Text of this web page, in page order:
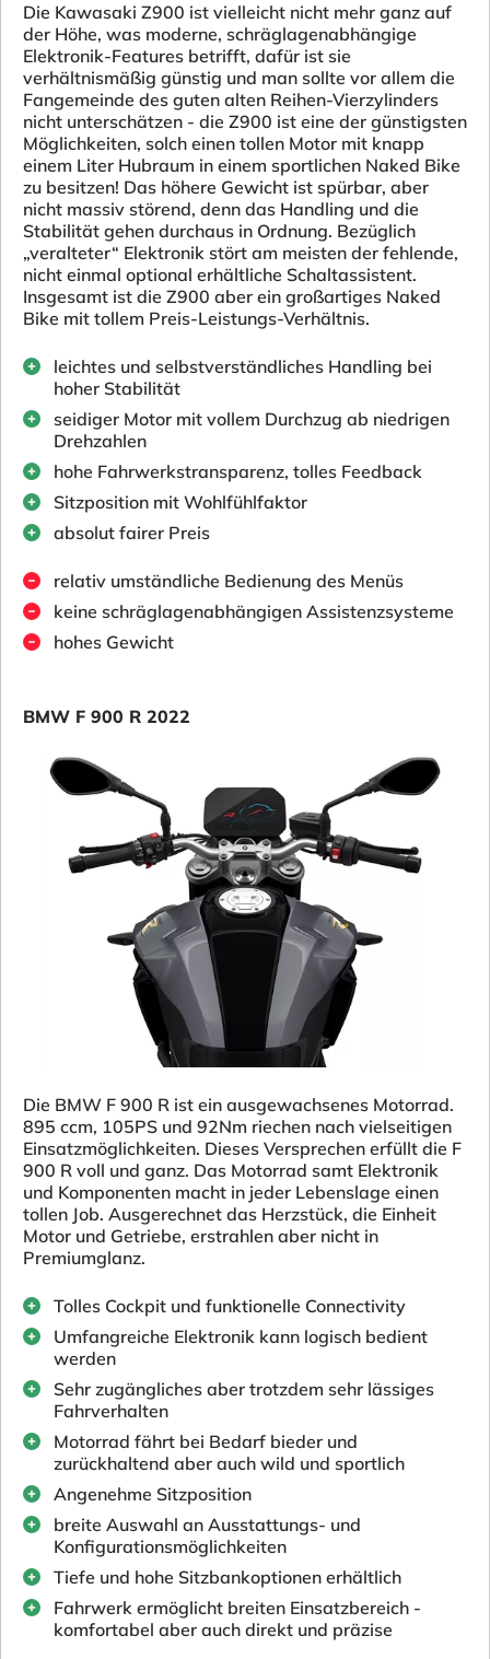
Die Kawasaki Z900 ist vielleicht nicht mehr ganz auf
der Höhe, was moderne, schräglagenabhängige
Elektronik-Features betrifft, dafür ist sie
verhältnismäßig günstig und man sollte vor allem die
Fangemeinde des guten alten Reihen-Vierzylinders
nicht unterschätzen - die Z900 ist eine der günstigsten
Möglichkeiten, solch einen tollen Motor mit knapp
einem Liter Hubraum in einem sportlichen Naked Bike
zu besitzen! Das höhere Gewicht ist spürbar, aber
nicht massiv störend, denn das Handling und die
Stabilität gehen durchaus in Ordnung. Bezüglich
„veralteter“ Elektronik stört am meisten der fehlende,
nicht einmal optional erhältliche Schaltassistent.
Insgesamt ist die Z900 aber ein großartiges Naked
Bike mit tollem Preis-Leistungs-Verhältnis.
leichtes und selbstverständliches Handling bei
hoher Stabilität
seidiger Motor mit vollem Durchzug ab niedrigen
Drehzahlen
hohe Fahrwerkstransparenz, tolles Feedback
Sitzposition mit Wohlfühlfaktor
absolut fairer Preis
relativ umständliche Bedienung des Menüs
keine schräglagenabhängigen Assistenzsysteme
hohes Gewicht
BMW F 900 R 2022
Die BMW F 900 R ist ein ausgewachsenes Motorrad.
895 ccm, 105PS und 92Nm riechen nach vielseitigen
Einsatzmöglichkeiten. Dieses Versprechen erfüllt die F
900 R voll und ganz. Das Motorrad samt Elektronik
und Komponenten macht in jeder Lebenslage einen
tollen Job. Ausgerechnet das Herzstück, die Einheit
Motor und Getriebe, erstrahlen aber nicht in
Premiumglanz.
Tolles Cockpit und funktionelle Connectivity
Umfangreiche Elektronik kann logisch bedient
werden
Sehr zugängliches aber trotzdem sehr lässiges
Fahrverhalten
Motorrad fährt bei Bedarf bieder und
zurückhaltend aber auch wild und sportlich
Angenehme Sitzposition
breite Auswahl an Ausstattungs- und
Konfigurationsmöglichkeiten
Tiefe und hohe Sitzbankoptionen erhältlich
Fahrwerk ermöglicht breiten Einsatzbereich -
komfortabel aber auch direkt und präzise